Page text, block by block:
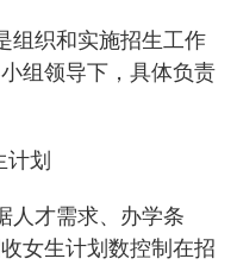
组织和实施招生工作
组领导下，具体负责
划
人才需求、办学条
女生计划数控制在招